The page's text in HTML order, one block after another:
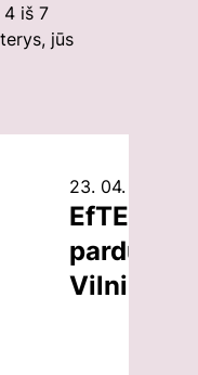
4 iš 7
jūs
23. 04. 26
EfTEN
parduoti
Vilniuje,